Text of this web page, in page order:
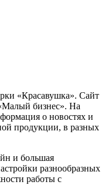
«Красавушка». Сайт
бизнес». На
о новостях и
продукции, в разных
и большая
разнообразных
работы с